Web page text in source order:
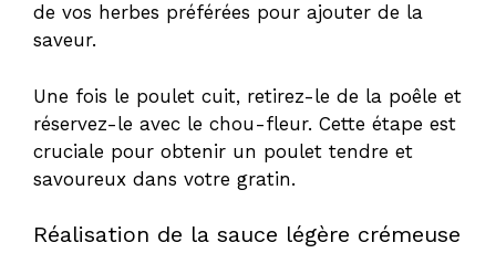
d
e
o
de vos herbes préférées pour ajouter de la
saveur.
Une fois le poulet cuit, retirez-le de la poêle et
réservez-le avec le chou-fleur. Cette étape est
cruciale pour obtenir un poulet tendre et
savoureux dans votre gratin.
Réalisation de la sauce légère crémeuse